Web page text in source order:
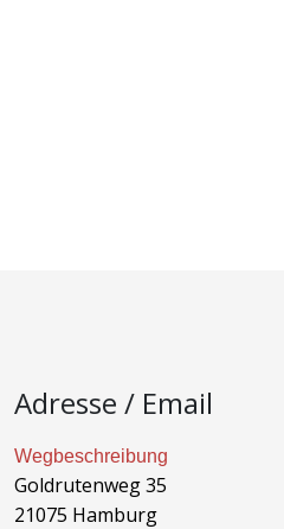
Adresse / Email
Wegbeschreibung
Goldrutenweg 35
21075 Hamburg